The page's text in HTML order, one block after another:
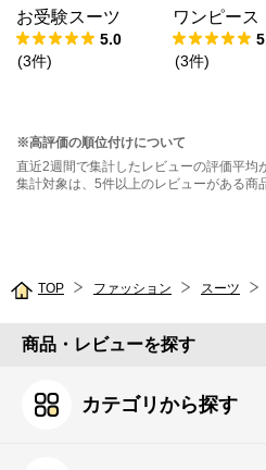
お受験スーツ
5.0
(3件)
ワンピース
(3件)
※高評価の順位付けについて
直近2週間で集計したレビューの評価平均
集計対象は、5件以上のレビューがある商
TOP ファッション スーツ
商品・レビューを探す
カテゴリから探す